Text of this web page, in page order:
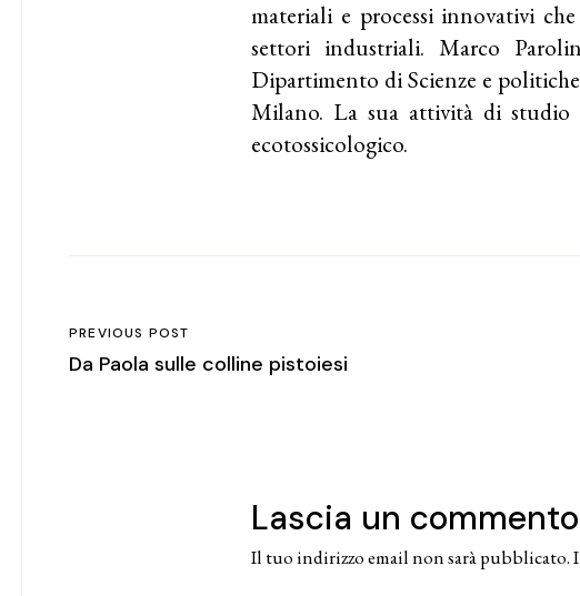
materiali e processi innovativi
settori industriali. Marco
Dipartimento di Scienze e
Milano. La sua attività di studio
ecotossicologico.
PREVIOUS POST
Da Paola sulle colline pistoiesi
Lascia un commento
Il tuo indirizzo email non sarà pubblicato.